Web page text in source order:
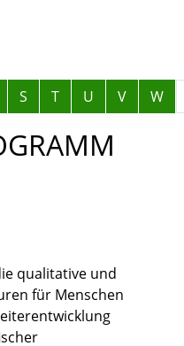
S T U V W
qualitative und
für Menschen